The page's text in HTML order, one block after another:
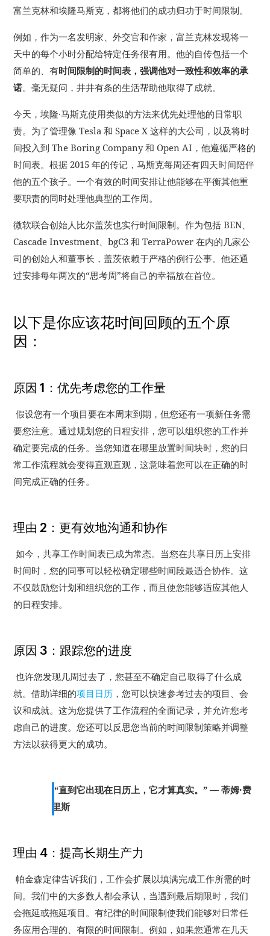
富兰克林和埃隆马斯克，都将他们的成功归功于时间限制。
例如，作为一名发明家、外交官和作家，富兰克林发现将一
天中的每个小时分配给特定任务很有用。他的自传包括一个
简单的、有时间限制的时间表，强调他对一致性和效率的承
诺。毫无疑问，井井有条的生活帮助他取得了成就。
今天，埃隆·马斯克使用类似的方法来优先处理他的日常职
责。 为了管理像 Tesla 和 Space X 这样的大公司，以及将时
间投入到 The Boring Company 和 Open AI，他遵循严格的
时间表。根据 2015 年的传记，马斯克每周还有四天时间陪伴
他的五个孩子。一个有效的时间安排让他能够在平衡其他重
要职责的同时处理他典型的工作周。
微软联合创始人比尔盖茨也实行时间限制。作为包括 BEN、
Cascade Investment、bgC3 和 TerraPower 在内的几家公
司的创始人和董事长，盖茨依赖于严格的例行公事。他还通
过安排每年两次的“思考周”将自己的幸福放在首位。
以下是你应该花时间回顾的五个原
因：
原因 1：优先考虑您的工作量
假设您有一个项目要在本周末到期，但您还有一项新任务需
要您注意。通过规划您的日程安排，您可以组织您的工作并
确定要完成的任务。 当您知道在哪里放置时间块时，您的日
常工作流程就会变得直观直观，这意味着您可以在正确的时
间完成正确的任务。
理由 2：更有效地沟通和协作
如今，共享工作时间表已成为常态。 当您在共享日历上安排
时间时，您的同事可以轻松确定哪些时间段最适合协作。这
不仅鼓励您计划和组织您的工作，而且使您能够适应其他人
的日程安排。
原因 3：跟踪您的进度
也许您发现几周过去了，您甚至不确定自己取得了什么成
就。借助详细的项目日历 ，您可以快速参考过去的项目、会
议和成就。这为您提供了工作流程的全面记录，并允许您考
虑自己的进度。您还可以反思您当前的时间限制策略并调整
方法以获得更大的成功。
“直到它出现在日历上，它才算真实。”— 蒂姆·费
里斯
理由 4：提高长期生产力
帕金森定律告诉我们，工作会扩展以填满完成工作所需的时
间。我们中的大多数人都会承认，当遇到最后期限时，我们
会拖延或拖延项目。有纪律的时间限制使我们能够对日常任
务应用合理的、有限的时间限制。例如，如果您通常在几天